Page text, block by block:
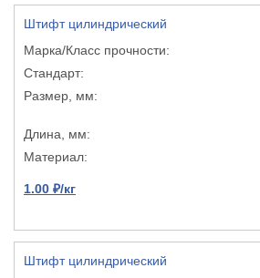
Штифт цилиндрический
1.00 ₽/кг
Штифт цилиндрический